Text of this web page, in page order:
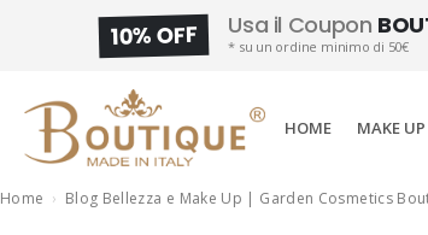
10% OFF Usa il Coupon
* su un ordine minimo di 50€
HOME MAKE UP
Home Blog Bellezza e Make Up | Garden Cosmetics